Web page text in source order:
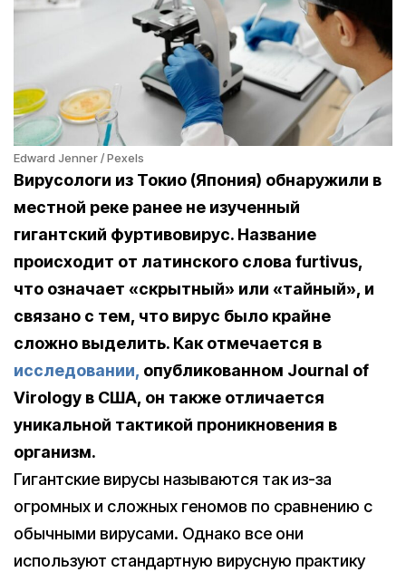
Edward Jenner / Pexels
Вирусологи из Токио (Япония) обнаружили в
местной реке ранее не изученный
гигантский фуртивовирус. Название
происходит от латинского слова furtivus,
что означает «скрытный» или «тайный», и
связано с тем, что вирус было крайне
сложно выделить. Как отмечается в
исследовании, опубликованном Journal of
Virology в США, он также отличается
уникальной тактикой проникновения в
организм.
Гигантские вирусы называются так из-за
огромных и сложных геномов по сравнению с
обычными вирусами. Однако все они
используют стандартную вирусную практику